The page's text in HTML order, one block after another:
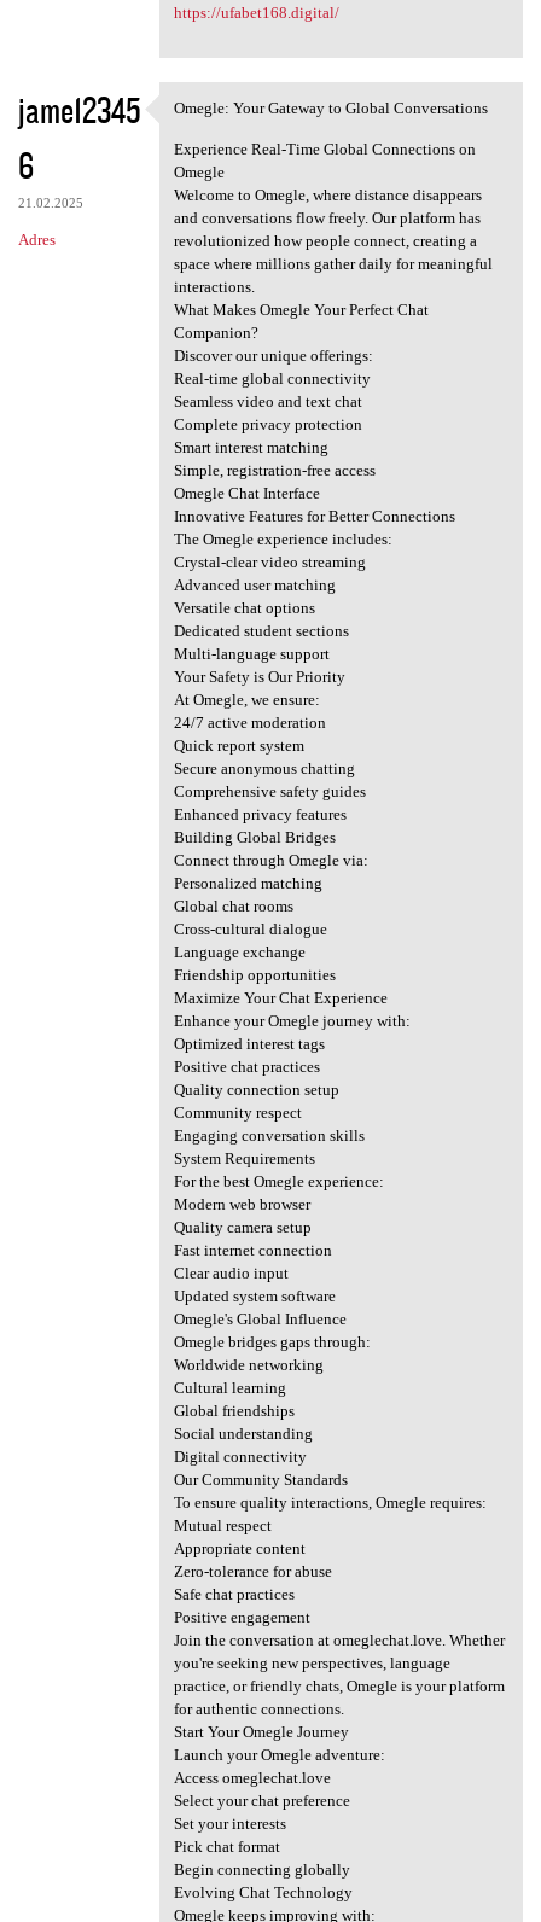
https://ufabet168.digital/
jame12345
6
21.02.2025
Adres
Omegle: Your Gateway to
Omegle: Your Gateway to Global Conversations
Experience Real-Time Global Connections on
Omegle
Welcome to Omegle, where distance disappears
and conversations flow freely. Our platform has
revolutionized how people connect, creating a
space where millions gather daily for meaningful
interactions.
What Makes Omegle Your Perfect Chat
Companion?
Discover our unique offerings:
Real-time global connectivity
Seamless video and text chat
Complete privacy protection
Smart interest matching
Simple, registration-free access
Omegle Chat Interface
Innovative Features for Better Connections
The Omegle experience includes:
Crystal-clear video streaming
Advanced user matching
Versatile chat options
Dedicated student sections
Multi-language support
Your Safety is Our Priority
At Omegle, we ensure:
24/7 active moderation
Quick report system
Secure anonymous chatting
Comprehensive safety guides
Enhanced privacy features
Building Global Bridges
Connect through Omegle via:
Personalized matching
Global chat rooms
Cross-cultural dialogue
Language exchange
Friendship opportunities
Maximize Your Chat Experience
Enhance your Omegle journey with:
Optimized interest tags
Positive chat practices
Quality connection setup
Community respect
Engaging conversation skills
System Requirements
For the best Omegle experience:
Modern web browser
Quality camera setup
Fast internet connection
Clear audio input
Updated system software
Omegle's Global Influence
Omegle bridges gaps through:
Worldwide networking
Cultural learning
Global friendships
Social understanding
Digital connectivity
Our Community Standards
To ensure quality interactions, Omegle requires:
Mutual respect
Appropriate content
Zero-tolerance for abuse
Safe chat practices
Positive engagement
Join the conversation at omeglechat.love. Whether
you're seeking new perspectives, language
practice, or friendly chats, Omegle is your platform
for authentic connections.
Start Your Omegle Journey
Launch your Omegle adventure:
Access omeglechat.love
Select your chat preference
Set your interests
Pick chat format
Begin connecting globally
Evolving Chat Technology
Omegle keeps improving with: